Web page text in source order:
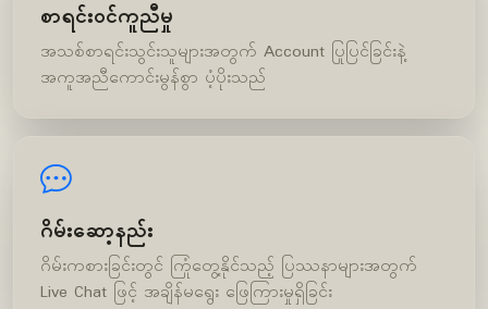
စာရင်းဝင်ကူညီမှု
အသစ်စာရင်းသွင်းသူများအတွက် Account ပြုပြင်ခြင်းနဲ့
အကူအညီကောင်းမွန်စွာ ပံ့ပိုးသည်
ဂိမ်းဆော့နည်း
ဂိမ်းကစားခြင်းတွင် ကြုံတွေ့နိုင်သည့် ပြဿနာများအတွက်
Live Chat ဖြင့် အချိန်မရွေး ဖြေကြားမှုရှိခြင်း